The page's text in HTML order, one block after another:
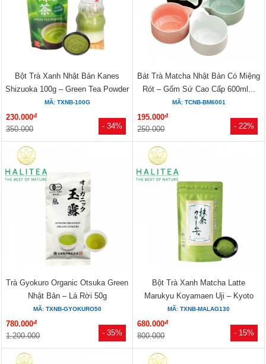
- 34%
Bột Trà Xanh Nhật Bản Kanes
Shizuoka 100g – Green Tea Powder
For Drink
MÃ: TXNB-100G
230.000đ
350.000 - 22%
Bát Trà Matcha Nhật Bản Có Miệng
Rót – Gốm Sứ Cao Cấp 600ml...
MÃ: TCNB-BM6001
195.000đ
250.000
- 35%
Trà Gyokuro Organic Otsuka Green
Nhật Bản – Lá Rời 50g
MÃ: TXNB-GYOKURO50
780.000đ
1.200.000 - 15%
Bột Trà Xanh Matcha Latte
Marukyu Koyamaen Uji – Kyoto
Nhật Bản 130g
MÃ: TXNB-MALAG130
680.000đ
800.000